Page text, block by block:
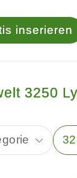
inserieren
3250